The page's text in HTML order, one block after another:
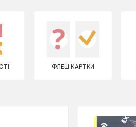
ФЛЕШ-КАРТКИ